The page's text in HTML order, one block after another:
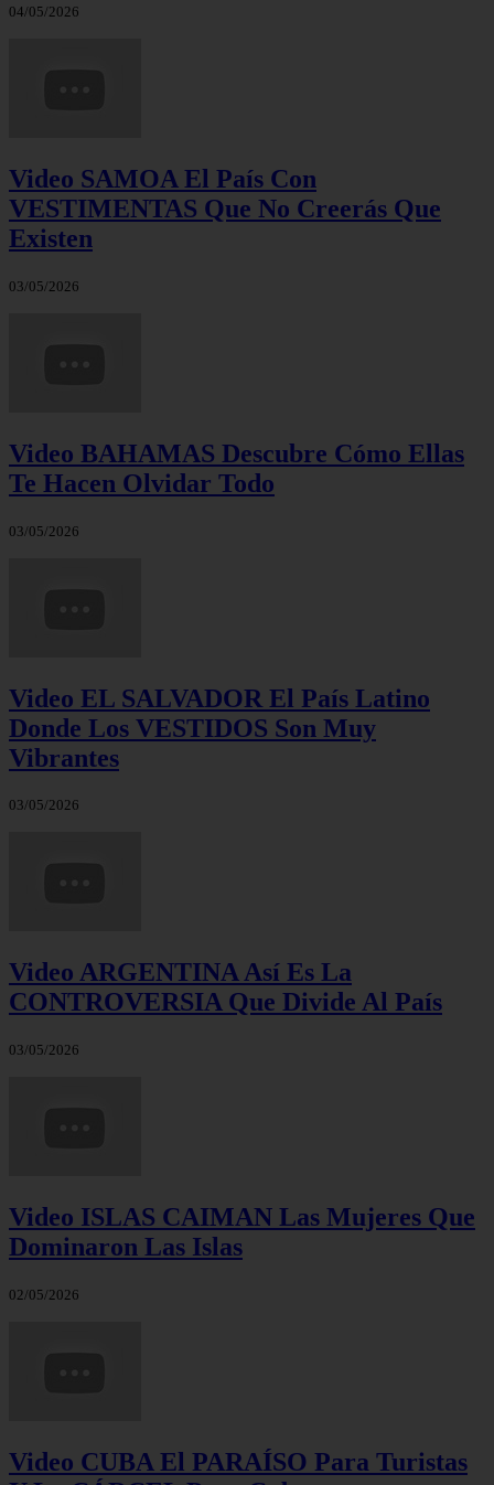
04/05/2026
Video SAMOA El País Con
VESTIMENTAS Que No Creerás Que
Existen
03/05/2026
Video BAHAMAS Descubre Cómo Ellas
Te Hacen Olvidar Todo
03/05/2026
Video EL SALVADOR El País Latino
Donde Los VESTIDOS Son Muy
Vibrantes
03/05/2026
Video ARGENTINA Así Es La
CONTROVERSIA Que Divide Al País
03/05/2026
Video ISLAS CAIMAN Las Mujeres Que
Dominaron Las Islas
02/05/2026
Video CUBA El PARAÍSO Para Turistas